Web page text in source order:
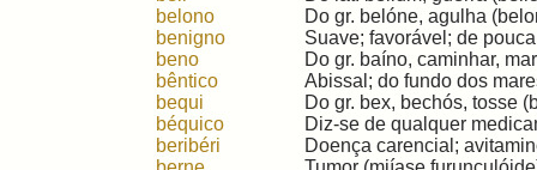
belono
Do gr. belóne, agulha
benigno
Suave; favorável; de
beno
Do gr. baíno, caminhar,
bêntico
Abissal; do fundo dos
bequi
Do gr. bex, bechós, tosse
béquico
Diz-se de qualquer
beribéri
Doença carencial;